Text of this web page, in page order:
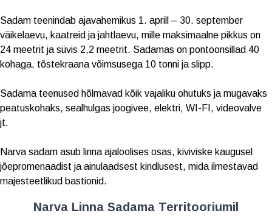
Sadam teenindab ajavahemikus 1. aprill – 30. september
väikelaevu, kaatreid ja jahtlaevu, mille maksimaalne pikkus on
24 meetrit ja süvis 2,2 meetrit. Sadamas on pontoonsillad 40
kohaga, tõstekraana võimsusega 10 tonni ja slipp.
Sadama teenused hõlmavad kõik vajaliku ohutuks ja mugavaks
peatuskohaks, sealhulgas joogivee, elektri, WI-FI, videovalve
jt.
Narva sadam asub linna ajaloolises osas, kiviviske kaugusel
jõepromenaadist ja ainulaadsest kindlusest, mida ilmestavad
majesteetlikud bastionid.
Narva Linna Sadama Territooriumil